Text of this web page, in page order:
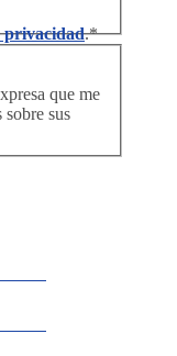
privacidad.*
que me
sus